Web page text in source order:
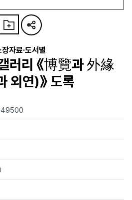
장자료·도서별
러리 《博覽과 外緣
외연)》 도록